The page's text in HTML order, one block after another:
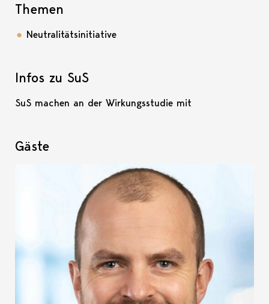
Themen
Neutralitätsinitiative
Infos zu SuS
SuS machen an der Wirkungsstudie mit
Gäste